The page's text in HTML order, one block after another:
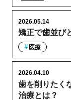
矯正で歯並び
2026.05.14
医療
歯を削りたく
治療とは？
2026.04.10